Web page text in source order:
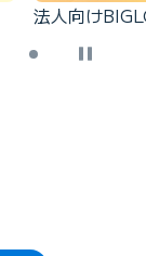
トータル